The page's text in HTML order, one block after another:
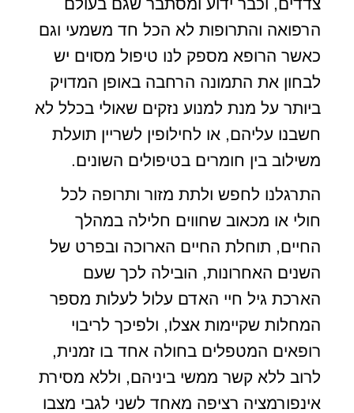
הרפואה והתרופות לא הכל חד משמעי וגם
כאשר הרופא מספק לנו טיפול מסוים יש
לבחון את התמונה הרחבה באופן המדויק
ביותר על מנת למנוע נזקים שאולי בכלל לא
חשבנו עליהם, או לחילופין לשריין תועלת
משילוב בין חומרים בטיפולים השונים.
התרגלנו לחפש ולתת מזור ותרופה לכל
חולי או מכאוב שחווים חלילה במהלך
החיים, תוחלת החיים הארוכה ובפרט של
השנים האחרונות, הובילה לכך שעם
הארכת גיל חיי האדם עלול לעלות מספר
המחלות שקיימות אצלו, ולפיכך לריבוי
רופאים המטפלים בחולה אחד בו זמנית,
לרוב ללא קשר ממשי ביניהם, וללא מסירת
אינפורמציה רציפה מאחד לשני לגבי מצבו